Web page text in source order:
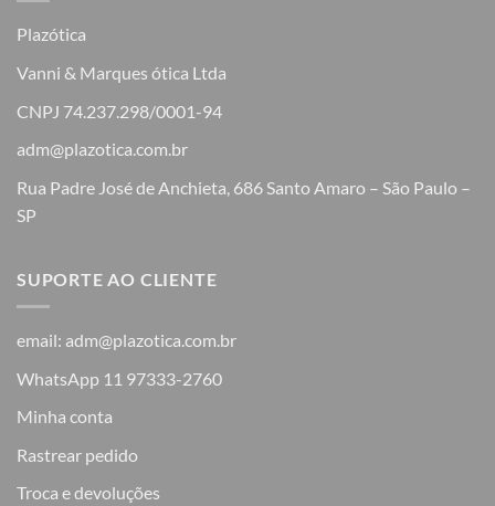
Plazótica
Vanni & Marques ótica Ltda
CNPJ 74.237.298/0001-94
adm@plazotica.com.br
Rua Padre José de Anchieta, 686 Santo Amaro – São Paulo –
SP
SUPORTE AO CLIENTE
email: adm@plazotica.com.br
WhatsApp 11 97333-2760
Minha conta
Rastrear pedido
Troca e devoluções